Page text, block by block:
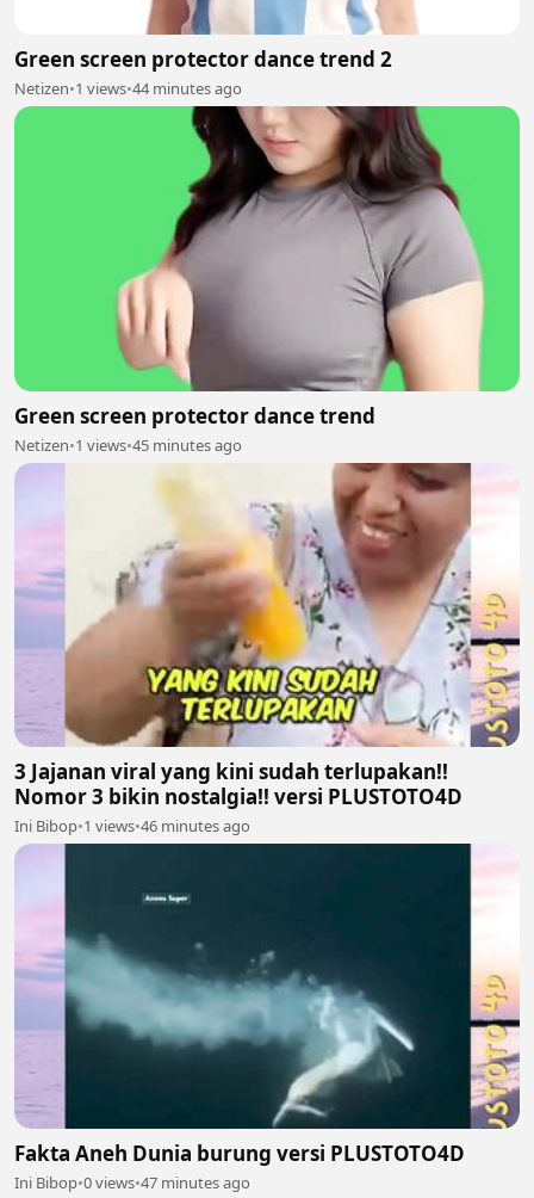
Green screen protector dance trend 2
Netizen•1 views•44 minutes ago
Green screen protector dance trend
Netizen•1 views•45 minutes ago
3 Jajanan viral yang kini sudah terlupakan!!
Nomor 3 bikin nostalgia!! versi PLUSTOTO4D
Ini Bibop•1 views•46 minutes ago
Fakta Aneh Dunia burung versi PLUSTOTO4D
Ini Bibop•0 views•47 minutes ago